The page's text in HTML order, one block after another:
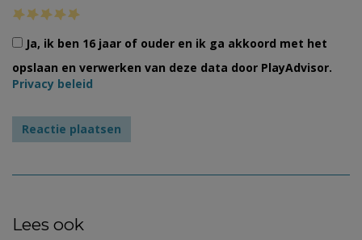
Ja, ik ben 16 jaar of ouder en ik ga akkoord met het
opslaan en verwerken van deze data door PlayAdvisor.
Privacy beleid
Lees ook